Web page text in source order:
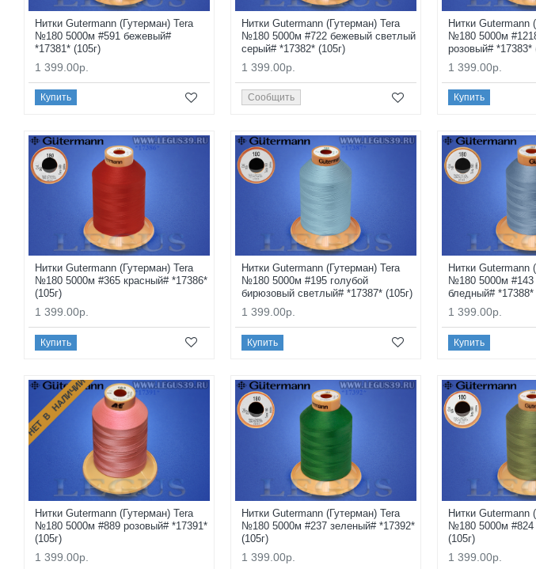
Нитки Gutermann (Гутерман) Tera
№180 5000м #591 бежевый#
*17381* (105г)
1 399.00р.
Купить
Нитки Gutermann (Гутерман) Tera
№180 5000м #722 бежевый светлый
серый# *17382* (105г)
1 399.00р.
Сообщить
Нитки Gutermann
№180 5000м
розовый# *17383*
1 399.00р.
Купить
Нитки Gutermann (Гутерман) Tera
№180 5000м #365 красный# *17386*
(105г)
1 399.00р.
Купить
Нитки Gutermann (Гутерман) Tera
№180 5000м #195 голубой
бирюзовый светлый# *17387* (105г)
1 399.00р.
Купить
Нитки Gutermann
№180 5000м #143
бледный# *17388*
1 399.00р.
Купить
НЕТ В НАЛИЧИИ
Нитки Gutermann (Гутерман) Tera
№180 5000м #889 розовый# *17391*
(105г)
1 399.00р.
Нитки Gutermann (Гутерман) Tera
№180 5000м #237 зеленый# *17392*
(105г)
1 399.00р.
Нитки Gutermann
№180 5000м #824
(105г)
1 399.00р.